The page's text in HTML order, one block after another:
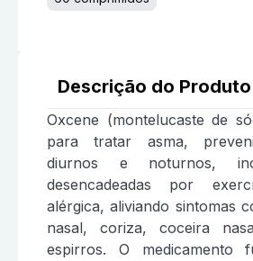
Descrição do Produto
Oxcene (montelucaste de
para tratar asma,
diurnos e noturnos,
desencadeadas por
alérgica, aliviando sintomas
nasal, coriza, coceira
espirros. O medicamento